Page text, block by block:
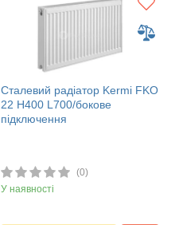
Сталевий радіатор Kermi FKO
22 H400 L700/бокове
підключення
(0)
У наявності